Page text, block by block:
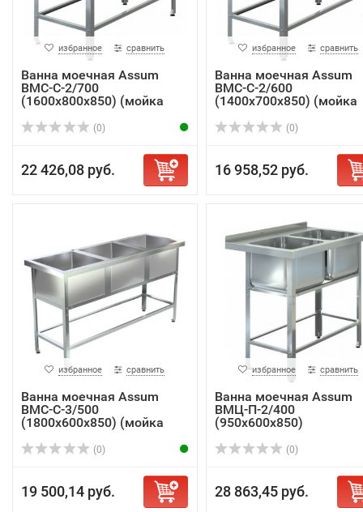
избранное сравнить
Ванна моечная Assum
ВМС-С-2/700
(1600х800х850) (мойка
AIS...
(0)
22 426,08 руб.
избранное сравнить
Ванна моечная Assum
ВМС-С-2/600
(1400х700х850) (мойка
AIS...
(0)
16 958,52 руб.
избранное сравнить
Ванна моечная Assum
ВМС-С-3/500
(1800х600х850) (мойка
AIS...
(0)
19 500,14 руб.
избранное сравнить
Ванна моечная Assum
ВМЦ-П-2/400
(950х600х850)
(0)
28 863,45 руб.